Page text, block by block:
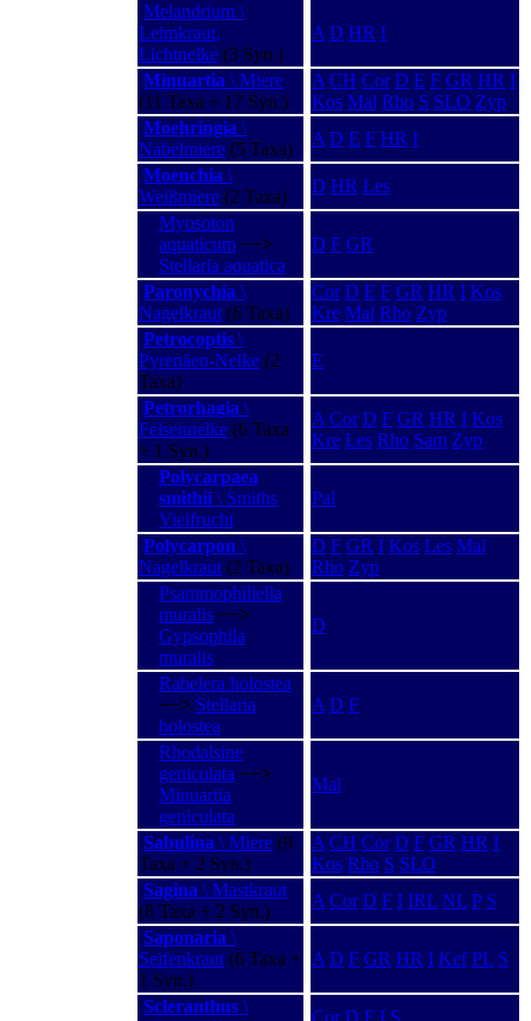
Melandrium \
Leimkraut,
Lichtnelke (3 Syn.)
A D HR I
Minuartia \ Miere
(11 Taxa + 17 Syn.)
A CH Cor D E F GR HR I
Kos Mal Rho S SLO Zyp
Moehringia \
Nabelmiere (5 Taxa)
A D E F HR I
Moenchia \
Weißmiere (2 Taxa)
D HR Les
Myosoton
aquaticum −−>
Stellaria aquatica
D F GR
Paronychia \
Nagelkraut (6 Taxa)
Cor D E F GR HR I Kos
Kre Mal Rho Zyp
Petrocoptis \
Pyrenäen-Nelke (2
Taxa)
E
Petrorhagia \
Felsennelke (6 Taxa
+ 1 Syn.)
A Cor D F GR HR I Kos
Kre Les Rho Sam Zyp
Polycarpaea
smithii \ Smiths
Vielfrucht
Pal
Polycarpon \
Nagelkraut (2 Taxa)
D F GR I Kos Les Mal
Rho Zyp
Psammophiliella
muralis −−>
Gypsophila
muralis
D
Rabelera holostea
−−> Stellaria
holostea
A D F
Rhodalsine
geniculata −−>
Minuartia
geniculata
Mal
Sabulina \ Miere (9
Taxa + 2 Syn.)
A CH Cor D F GR HR I
Kos Rho S SLO
Sagina \ Mastkraut
(8 Taxa + 2 Syn.)
A Cor D F I IRL NL P S
Saponaria \
Seifenkraut (6 Taxa +
1 Syn.)
A D F GR HR I Kef PL S
Scleranthus \
Cor D F I S